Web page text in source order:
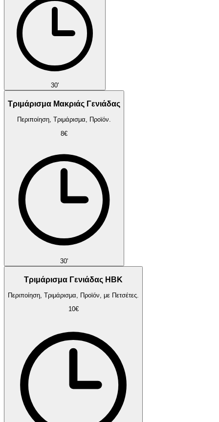
30'
Τριμάρισμα Μακριάς Γενιάδας
Περιποίηση, Τριμάρισμα, Προϊόν.
8€
30'
Τριμάρισμα Γενιάδας HBK
Περιποίηση, Τριμάρισμα, Προϊόν, με Πετσέτες.
10€